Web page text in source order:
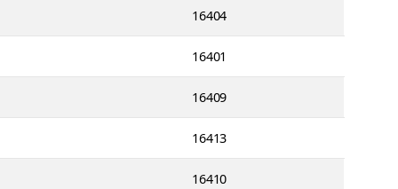
16404
16401
16409
16413
16410